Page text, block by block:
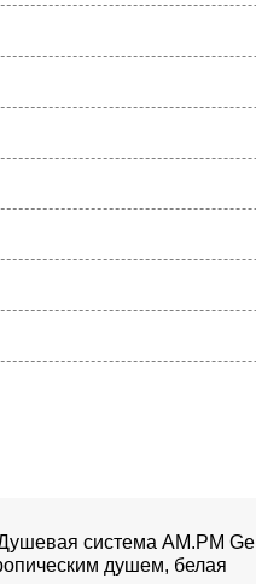
система AM.PM
душем, белая